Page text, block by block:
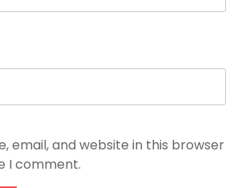
email, and website in this browser
I comment.